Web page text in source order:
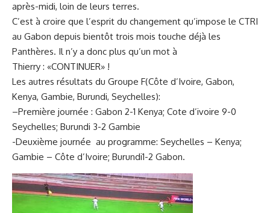
après-midi, loin de leurs terres.
C’est à croire que l’esprit du changement qu’impose le CTRI
au Gabon depuis bientôt trois mois touche déjà les
Panthères. Il n’y a donc plus qu’un mot à
Thierry : «CONTINUER» !
Les autres résultats du Groupe F(Côte d’Ivoire, Gabon,
Kenya, Gambie, Burundi, Seychelles):
–Première journée : Gabon 2-1 Kenya; Cote d’ivoire 9-0
Seychelles; Burundi 3-2 Gambie
-Deuxième journée au programme: Seychelles – Kenya;
Gambie – Côte d’Ivoire; Burundi1-2 Gabon.